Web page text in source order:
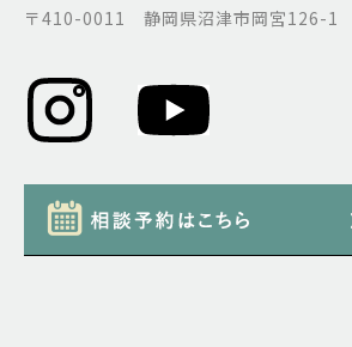
〒410-0011 静岡県沼津市岡宮126-1